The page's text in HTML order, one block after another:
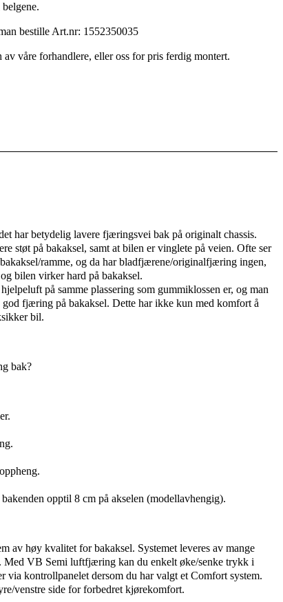
bestille Art.nr: 1552350035
våre forhandlere, eller oss for pris ferdig montert.
har betydelig lavere fjæringsvei bak på originalt chassis.
støt på bakaksel, samt at bilen er vinglete på veien. Ofte ser
ramme, og da har bladfjærene/originalfjæring ingen,
bilen virker hard på bakaksel.
på samme plassering som gummiklossen er, og man
fjæring på bakaksel. Dette har ikke kun med komfort å
bil.
bak?
opptil 8 cm på akselen (modellavhengig).
av høy kvalitet for bakaksel. Systemet leveres av mange
Med VB Semi luftfjæring kan du enkelt øke/senke trykk i
via kontrollpanelet dersom du har valgt et Comfort system.
venstre side for forbedret kjørekomfort.